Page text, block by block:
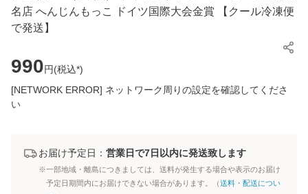
名店 へんじんもっこ ドイツ国際大会金賞 【クール冷凍便
で発送】
990円(税込*)
[NETWORK ERROR] ネットワーク周りの設定を確認してくださ
い
お届け予定日： 営業日で7日以内に発送致します
※一部地域・離島につきましては、送料が発生する場合や表示のお届け
予定日期間内にお届けできない場合があります。（送料・配送につい